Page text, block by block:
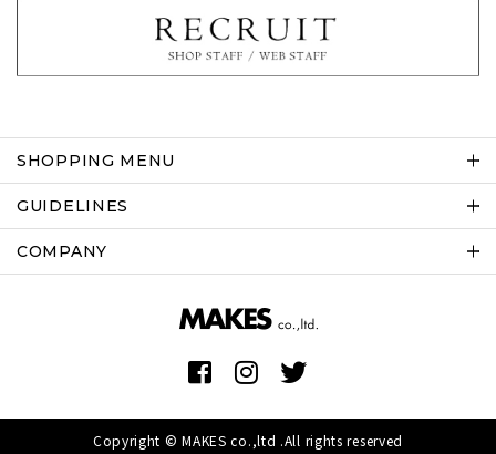
SHOPPING MENU
GUIDELINES
COMPANY
Copyright © MAKES co.,ltd .All rights reserved